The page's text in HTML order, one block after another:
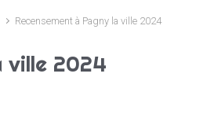
Recensement à Pagny la ville 2024
ville 2024